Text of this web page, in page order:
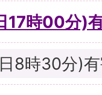
17時00分)
8時30分)